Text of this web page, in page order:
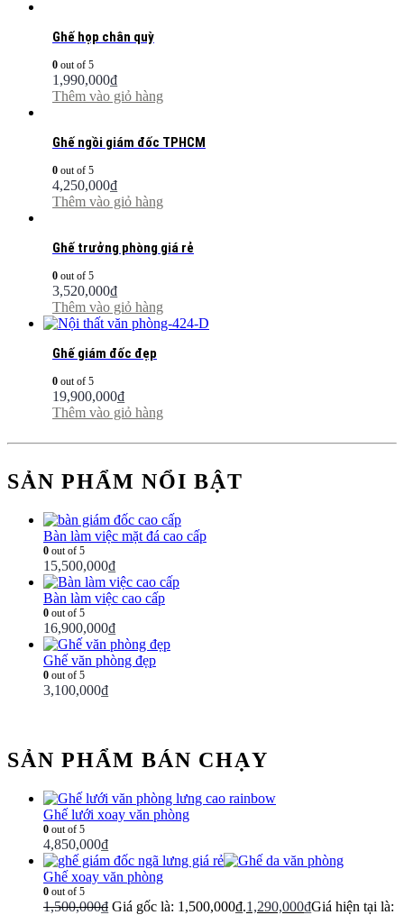
Ghế họp chân quỳ
0 out of 5
1,990,000₫
Thêm vào giỏ hàng
Ghế ngồi giám đốc TPHCM
0 out of 5
4,250,000₫
Thêm vào giỏ hàng
Ghế trưởng phòng giá rẻ
0 out of 5
3,520,000₫
Thêm vào giỏ hàng
Ghế giám đốc đẹp
0 out of 5
19,900,000₫
Thêm vào giỏ hàng
SẢN PHẨM NỔI BẬT
Bàn làm việc mặt đá cao cấp
0 out of 5
15,500,000₫
Bàn làm việc cao cấp
0 out of 5
16,900,000₫
Ghế văn phòng đẹp
0 out of 5
3,100,000₫
SẢN PHẨM BÁN CHẠY
Ghế lưới xoay văn phòng
0 out of 5
4,850,000₫
Ghế xoay văn phòng
0 out of 5
1,500,000₫ Giá gốc là: 1,500,000₫.1,290,000₫Giá hiện tại là: